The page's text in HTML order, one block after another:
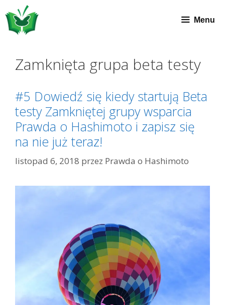
Przeskocz
do
treści
Menu
Zamknięta grupa beta testy
#5 Dowiedź się kiedy startują Beta
testy Zamkniętej grupy wsparcia
Prawda o Hashimoto i zapisz się
na nie już teraz!
listopad 6, 2018 przez Prawda o Hashimoto